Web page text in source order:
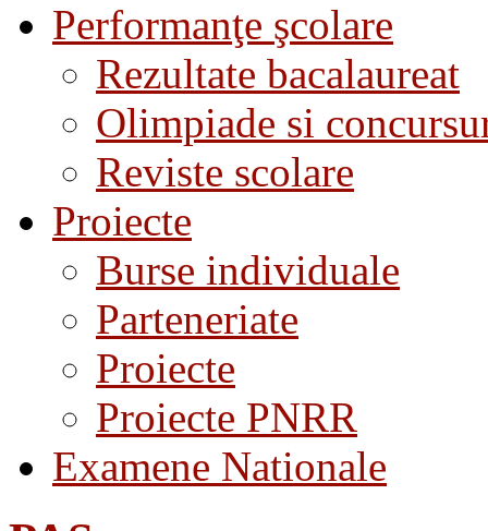
Performanţe şcolare
Rezultate bacalaureat
Olimpiade si
Reviste scolare
Proiecte
Burse individuale
Parteneriate
Proiecte
Proiecte PNRR
Examene Nationale